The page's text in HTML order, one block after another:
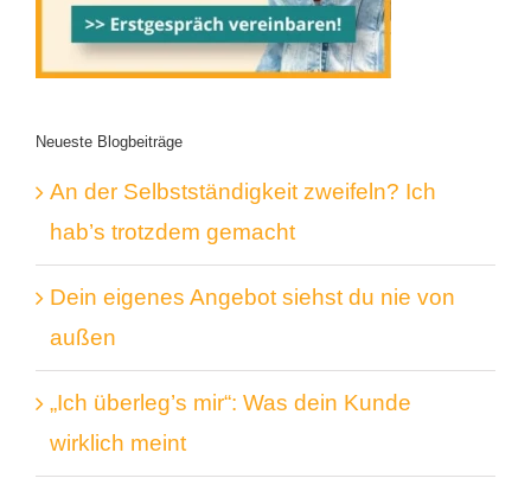
Neueste Blogbeiträge
An der Selbstständigkeit zweifeln? Ich
hab’s trotzdem gemacht
Dein eigenes Angebot siehst du nie von
außen
„Ich überleg’s mir“: Was dein Kunde
wirklich meint